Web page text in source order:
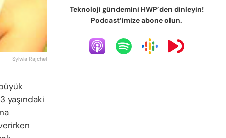
Sylwia Rajchel
yaşındaki
Teknoloji gündemini HWP’den dinleyin!
Podcast’imize abone olun.